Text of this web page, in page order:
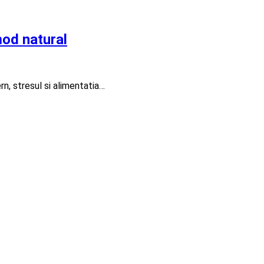
natural
stresul si alimentatia…